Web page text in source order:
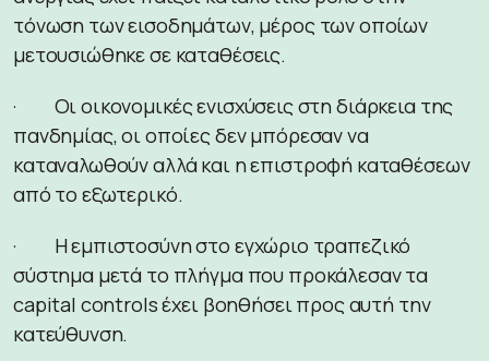
τόνωση των εισοδημάτων, μέρος των οποίων
μετουσιώθηκε σε καταθέσεις.
· Οι οικονομικές ενισχύσεις στη διάρκεια της
πανδημίας, οι οποίες δεν μπόρεσαν να
καταναλωθούν αλλά και η επιστροφή καταθέσεων
από το εξωτερικό.
· Η εμπιστοσύνη στο εγχώριο τραπεζικό
σύστημα μετά το πλήγμα που προκάλεσαν τα
capital controls έχει βοηθήσει προς αυτή την
κατεύθυνση.